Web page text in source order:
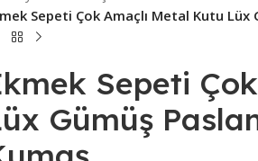
Sepeti Çok Amaçlı Metal Kutu
Sepeti
Gümüş